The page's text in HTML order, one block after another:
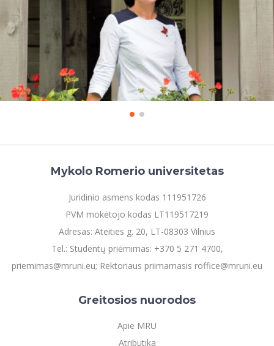
Mykolo Romerio universitetas
Juridinio asmens kodas 111951726
PVM mokėtojo kodas LT119517219
Adresas: Ateities g. 20, LT-08303 Vilnius
Tel.: Studentų priėmimas: +370 5 271 4700,
priemimas@mruni.eu; Rektoriaus priimamasis roffice@mruni.eu
Greitosios nuorodos
Apie MRU
Atributika